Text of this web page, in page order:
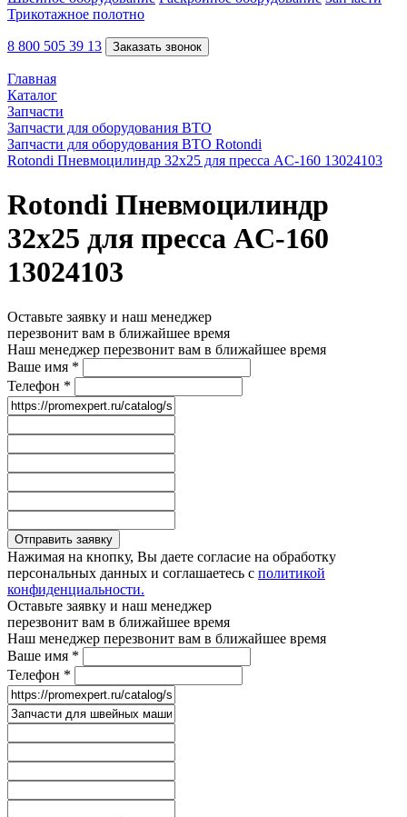
Трикотажное полотно
8 800 505 39 13 Заказать звонок
Главная
Каталог
Запчасти
Запчасти для оборудования ВТО
Запчасти для оборудования ВТО Rotondi
Rotondi Пневмоцилиндр 32х25 для пресса AC-160 13024103
Rotondi Пневмоцилиндр
32х25 для пресса AC-160
13024103
Оставьте заявку и наш менеджер
перезвонит вам в ближайшее время
Наш менеджер перезвонит вам в ближайшее время
Ваше имя *
Телефон *
Отправить заявку
Нажимая на кнопку, Вы даете согласие на обработку
персональных данных и соглашаетесь с политикой
конфиденциальности.
Оставьте заявку и наш менеджер
перезвонит вам в ближайшее время
Наш менеджер перезвонит вам в ближайшее время
Ваше имя *
Телефон *